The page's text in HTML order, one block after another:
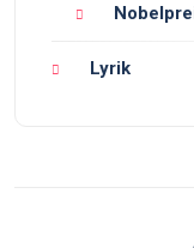
Lyrik